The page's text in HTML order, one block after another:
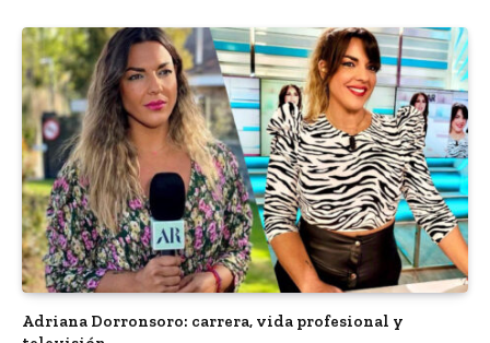
Adriana Dorronsoro: carrera, vida profesional y